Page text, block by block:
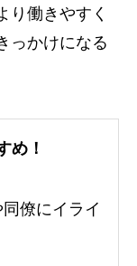
り働きやすく
っかけになる
め！
僚にイライ